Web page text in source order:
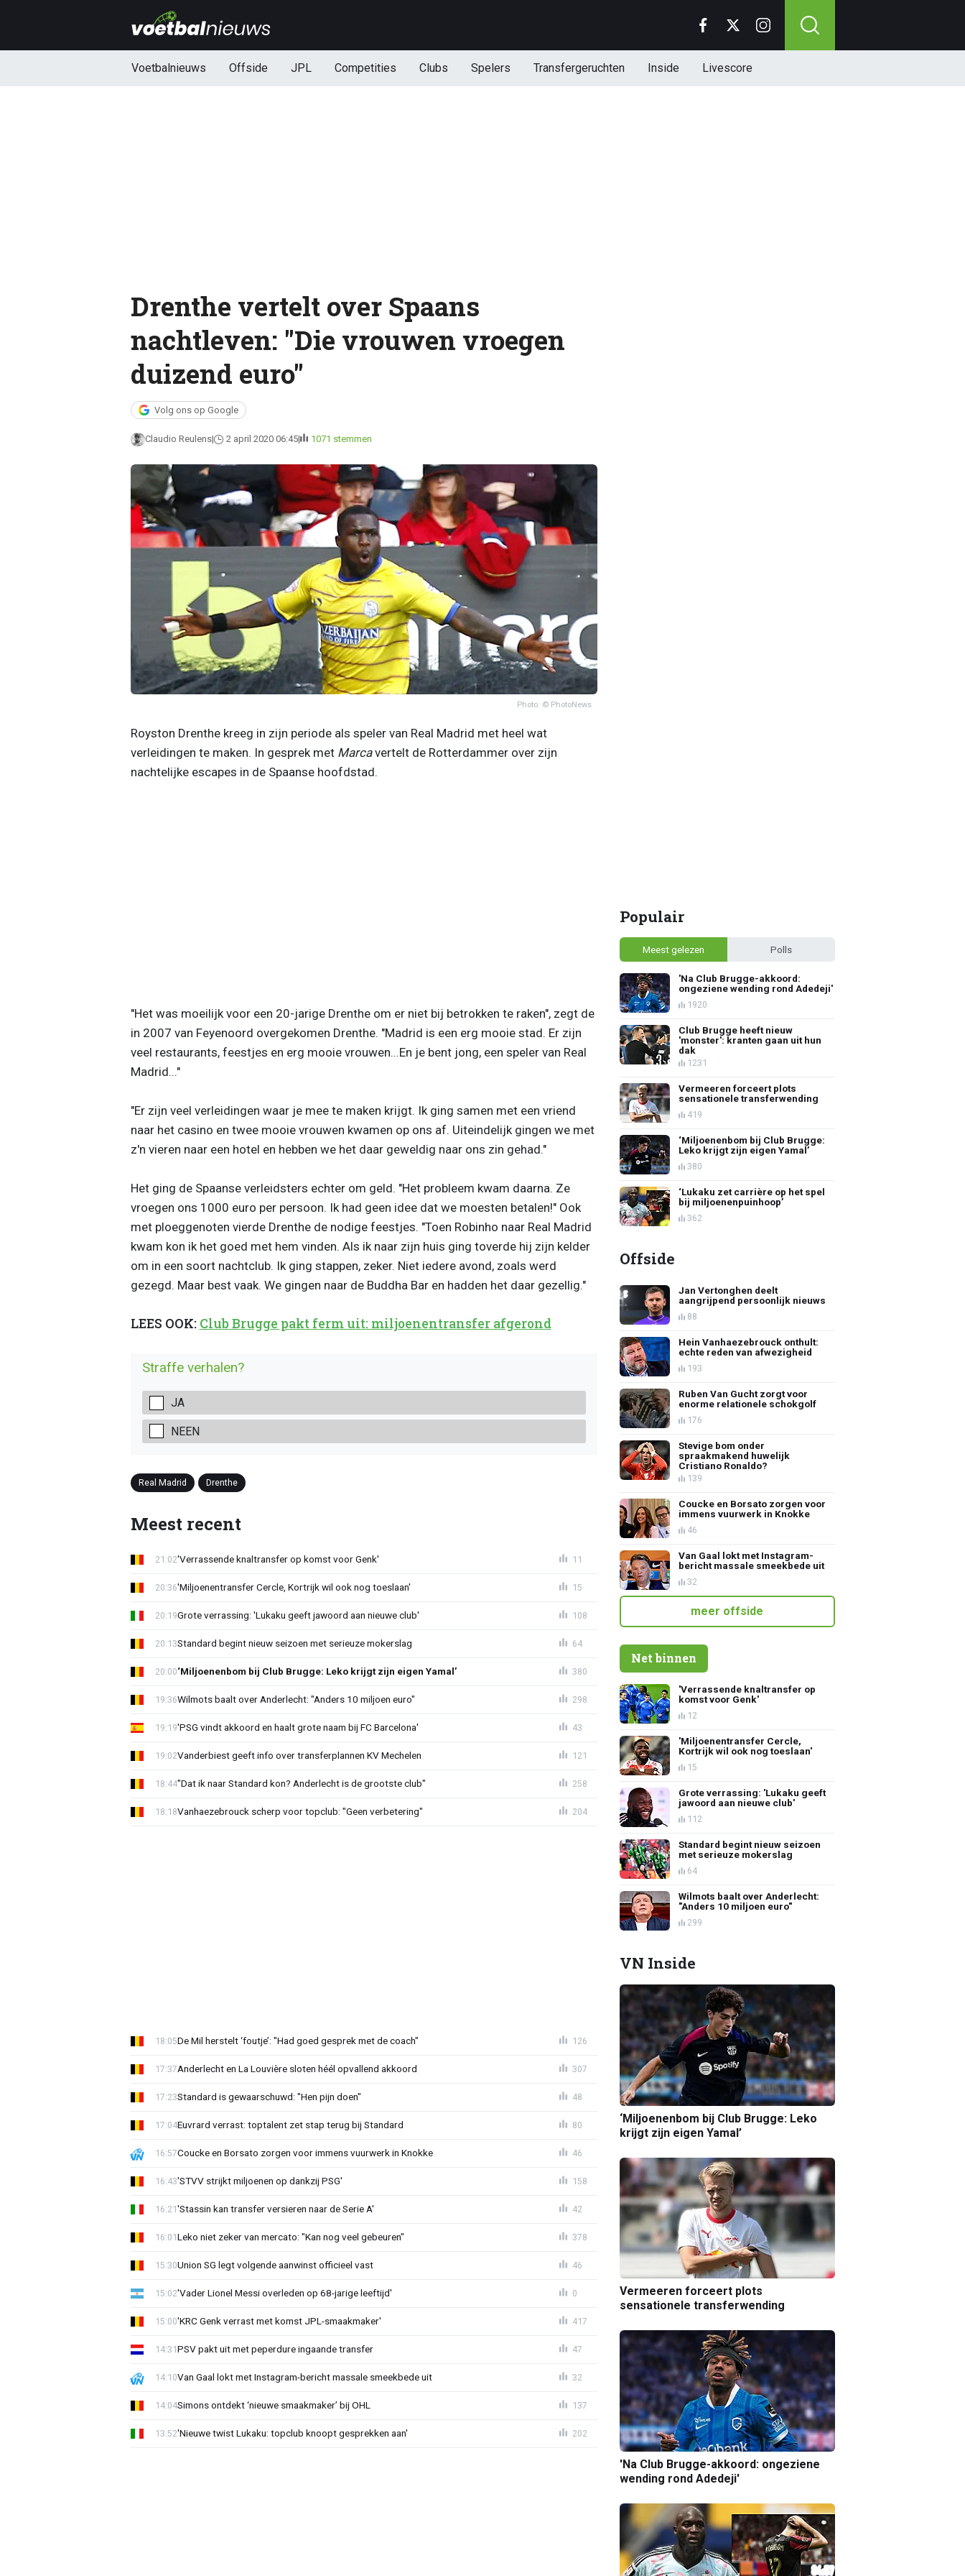
Voetbalnieuws Offside JPL Competities Clubs Spelers Transfergeruchten Inside Livescore
Drenthe vertelt over Spaans
nachtleven: "Die vrouwen vroegen
duizend euro"
Volg ons op Google
Claudio Reulens 2 april 2020 06:45 1071 stemmen
Photo: © PhotoNews
Royston Drenthe kreeg in zijn periode als speler van Real Madrid met heel wat
verleidingen te maken. In gesprek met Marcavertelt de Rotterdammer over zijn
nachtelijke escapes in de Spaanse hoofdstad.
"Het was moeilijk voor een 20-jarige Drenthe om er niet bij betrokken te raken", zegt de
in 2007 van Feyenoord overgekomen Drenthe. "Madrid is een erg mooie stad. Er zijn
veel restaurants, feestjes en erg mooie vrouwen...En je bent jong, een speler van Real
Madrid..."
"Er zijn veel verleidingen waar je mee te maken krijgt. Ik ging samen met een vriend
naar het casino en twee mooie vrouwen kwamen op ons af. Uiteindelijk gingen we met
z'n vieren naar een hotel en hebben we het daar geweldig naar ons zin gehad."
Het ging de Spaanse verleidsters echter om geld. "Het probleem kwam daarna. Ze
vroegen ons 1000 euro per persoon. Ik had geen idee dat we moesten betalen!" Ook
met ploeggenoten vierde Drenthe de nodige feestjes. "Toen Robinho naar Real Madrid
kwam kon ik het goed met hem vinden. Als ik naar zijn huis ging toverde hij zijn kelder
om in een soort nachtclub. Ik ging stappen, zeker. Niet iedere avond, zoals werd
gezegd. Maar best vaak. We gingen naar de Buddha Bar en hadden het daar gezellig."
LEES OOK: Club Brugge pakt ferm uit: miljoenentransfer afgerond
Straffe verhalen?
JA
NEEN
Real Madrid Drenthe
Meest recent
'Verrassende knaltransfer op komst voor Genk'
21:02 11
'Miljoenentransfer Cercle, Kortrijk wil ook nog toeslaan'
20:36 15
Grote verrassing: 'Lukaku geeft jawoord aan nieuwe club'
20:19 108
Standard begint nieuw seizoen met serieuze mokerslag
20:13 64
‘Miljoenenbom bij Club Brugge: Leko krijgt zijn eigen Yamal’
20:00 380
Wilmots baalt over Anderlecht: "Anders 10 miljoen euro"
19:36 298
'PSG vindt akkoord en haalt grote naam bij FC Barcelona'
19:19 43
Vanderbiest geeft info over transferplannen KV Mechelen
19:02 121
"Dat ik naar Standard kon? Anderlecht is de grootste club"
18:44 258
Vanhaezebrouck scherp voor topclub: "Geen verbetering"
18:18 204
De Mil herstelt ‘foutje’: "Had goed gesprek met de coach"
18:05 126
Anderlecht en La Louvière sloten héél opvallend akkoord
17:37 307
Standard is gewaarschuwd: "Hen pijn doen"
17:23 48
Euvrard verrast: toptalent zet stap terug bij Standard
17:04 80
Coucke en Borsato zorgen voor immens vuurwerk in Knokke
16:57 46
'STVV strijkt miljoenen op dankzij PSG'
16:43 158
'Stassin kan transfer versieren naar de Serie A'
16:21 42
Leko niet zeker van mercato: "Kan nog veel gebeuren"
16:01 378
Union SG legt volgende aanwinst officieel vast
15:30 46
'Vader Lionel Messi overleden op 68-jarige leeftijd'
15:02 0
'KRC Genk verrast met komst JPL-smaakmaker'
15:00 417
PSV pakt uit met peperdure ingaande transfer
14:31 47
Van Gaal lokt met Instagram-bericht massale smeekbede uit
14:10 32
Simons ontdekt ‘nieuwe smaakmaker’ bij OHL
14:04 137
'Nieuwe twist Lukaku: topclub knoopt gesprekken aan'
13:52 202
Populair
Meest gelezen Polls
'Na Club Brugge-akkoord:
ongeziene wending rond Adedeji'
1920
Club Brugge heeft nieuw
'monster': kranten gaan uit hun
dak
1231
Vermeeren forceert plots
sensationele transferwending
419
‘Miljoenenbom bij Club Brugge:
Leko krijgt zijn eigen Yamal’
380
‘Lukaku zet carrière op het spel
bij miljoenenpuinhoop’
362
Offside
Jan Vertonghen deelt
aangrijpend persoonlijk nieuws
88
Hein Vanhaezebrouck onthult:
echte reden van afwezigheid
193
Ruben Van Gucht zorgt voor
enorme relationele schokgolf
176
Stevige bom onder
spraakmakend huwelijk
Cristiano Ronaldo?
139
Coucke en Borsato zorgen voor
immens vuurwerk in Knokke
46
Van Gaal lokt met Instagram-
bericht massale smeekbede uit
32
meer offside
Net binnen
'Verrassende knaltransfer op
komst voor Genk'
12
'Miljoenentransfer Cercle,
Kortrijk wil ook nog toeslaan'
15
Grote verrassing: 'Lukaku geeft
jawoord aan nieuwe club'
112
Standard begint nieuw seizoen
met serieuze mokerslag
64
Wilmots baalt over Anderlecht:
"Anders 10 miljoen euro"
299
VN Inside
‘Miljoenenbom bij Club Brugge: Leko
krijgt zijn eigen Yamal’
Vermeeren forceert plots
sensationele transferwending
'Na Club Brugge-akkoord: ongeziene
wending rond Adedeji'